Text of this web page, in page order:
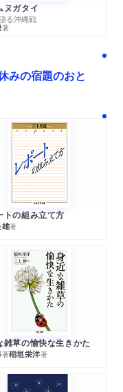
ヌガタイ
る沖縄戦
著
みの宿題のおと
トの組み立て方
著
雑草の愉快な生きかた
著稲垣栄洋著